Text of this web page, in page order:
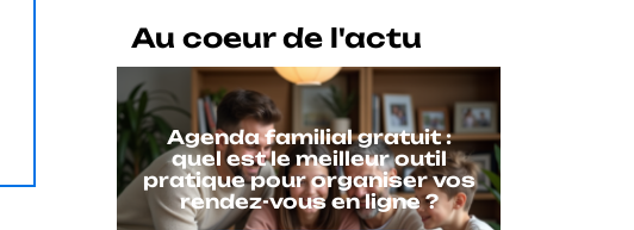
Au coeur de l'actu
Agenda familial gratuit :
quel est le meilleur outil
pratique pour organiser vos
rendez-vous en ligne ?